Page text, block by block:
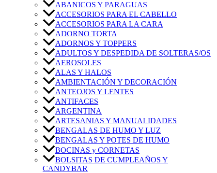
ABANICOS Y PARAGUAS
ACCESORIOS PARA EL CABELLO
ACCESORIOS PARA LA CARA
ADORNO TORTA
ADORNOS Y TOPPERS
ADULTOS Y DESPEDIDA DE SOLTERAS/OS
AEROSOLES
ALAS Y HALOS
AMBIENTACIÓN Y DECORACIÓN
ANTEOJOS Y LENTES
ANTIFACES
ARGENTINA
ARTESANIAS Y MANUALIDADES
BENGALAS DE HUMO Y LUZ
BENGALAS Y POTES DE HUMO
BOCINAS y CORNETAS
BOLSITAS DE CUMPLEAÑOS Y
CANDYBAR